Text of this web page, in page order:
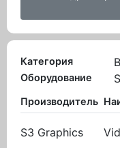
Категория
Оборудование
Производитель
S3 Graphics